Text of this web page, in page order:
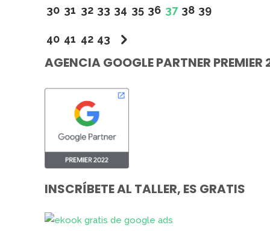
30 31 32 33 34 35 36 37 38 39
40 41 42 43
AGENCIA GOOGLE PARTNER PREMIER
INSCRÍBETE AL TALLER, ES GRATIS